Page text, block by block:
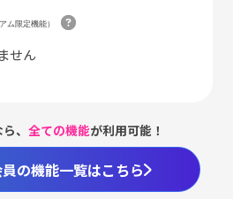
ム限定機能）
せん
ら、全ての機能が利用可能！
の機能一覧はこちら